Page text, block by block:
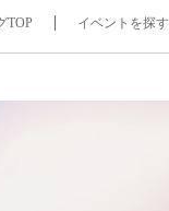
TOP イベントを探す